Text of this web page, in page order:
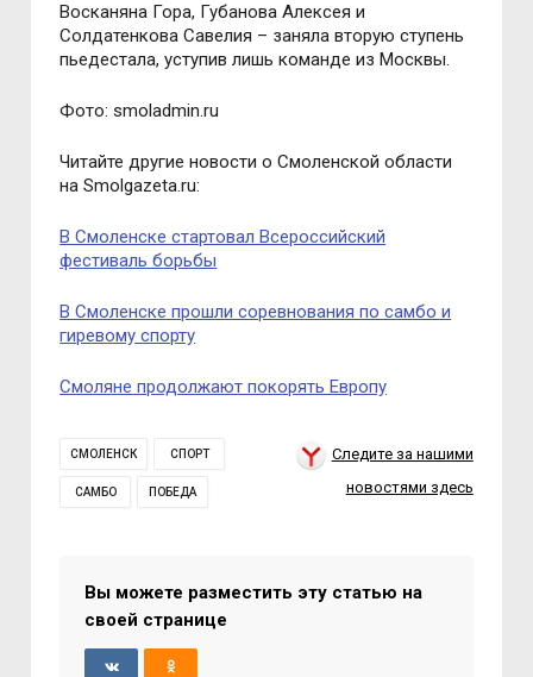
Восканяна Гора, Губанова Алексея и
Солдатенкова Савелия – заняла вторую ступень
пьедестала, уступив лишь команде из Москвы.
Фото: smoladmin.ru
Читайте другие новости о Смоленской области
на Smolgazeta.ru:
В Смоленске стартовал Всероссийский
фестиваль борьбы
В Смоленске прошли соревнования по самбо и
гиревому спорту
Смоляне продолжают покорять Европу
СМОЛЕНСК СПОРТ
САМБО ПОБЕДА
Следите за нашими
новостями здесь
Вы можете разместить эту статью на
своей странице